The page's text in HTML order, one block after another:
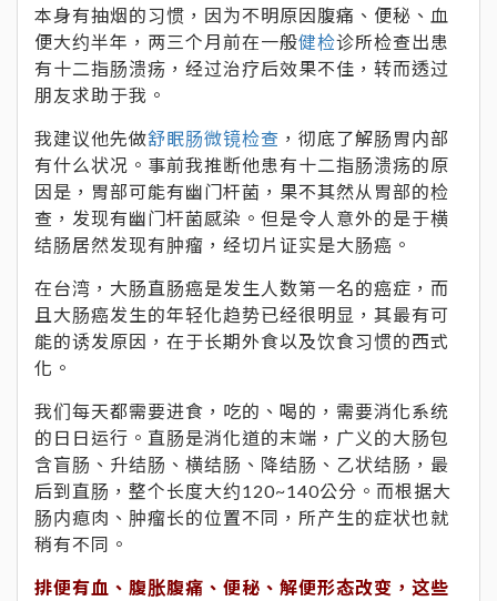
本身有抽烟的习惯，因为不明原因腹痛、便秘、血
便大约半年，两三个月前在一般健检诊所检查出患
有十二指肠溃疡，经过治疗后效果不佳，转而透过
朋友求助于我。
我建议他先做舒眠肠微镜检查 ，彻底了解肠胃内部
有什么状况。事前我推断他患有十二指肠溃疡的原
因是，胃部可能有幽门杆菌，果不其然从胃部的检
查，发现有幽门杆菌感染。但是令人意外的是于横
结肠居然发现有肿瘤，经切片证实是大肠癌。
在台湾，大肠直肠癌是发生人数第一名的癌症，而
且大肠癌发生的年轻化趋势已经很明显，其最有可
能的诱发原因，在于长期外食以及饮食习惯的西式
化。
我们每天都需要进食，吃的、喝的，需要消化系统
的日日运行。直肠是消化道的末端，广义的大肠包
含盲肠、升结肠、横结肠、降结肠、乙状结肠，最
后到直肠，整个长度大约120~140公分。而根据大
肠内瘜肉、肿瘤长的位置不同，所产生的症状也就
稍有不同。
排便有血、腹胀腹痛、便秘、解便形态改变，这些